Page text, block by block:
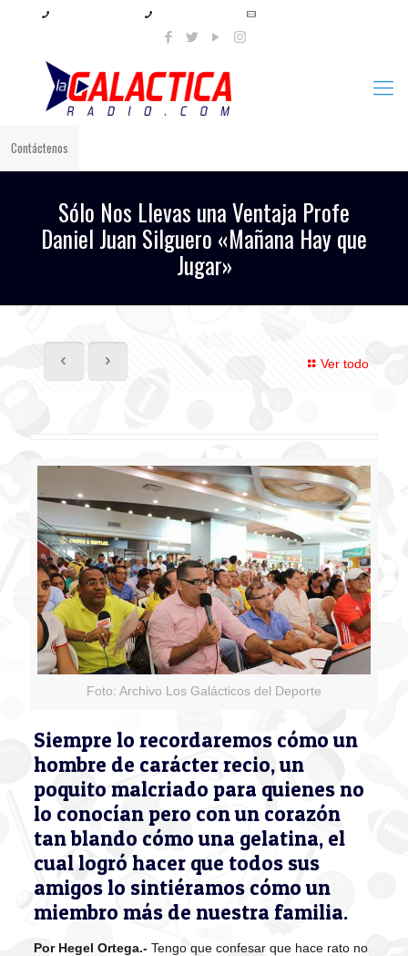
Contáctenos
Sólo Nos Llevas una Ventaja Profe
Daniel Juan Silguero «Mañana Hay que
Jugar»
Ver todo
Foto: Archivo Los Galácticos del Deporte
Siempre lo recordaremos cómo un
hombre de carácter recio, un
poquito malcriado para quienes no
lo conocían pero con un corazón
tan blando cómo una gelatina, el
cual logró hacer que todos sus
amigos lo sintiéramos cómo un
miembro más de nuestra familia.
Por Hegel Ortega.-Tengo que confesar que hace rato no